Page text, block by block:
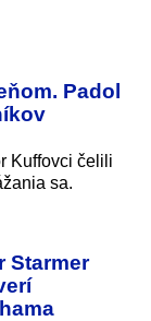
Padol
Kuffovci čelili
sa.
Starmer